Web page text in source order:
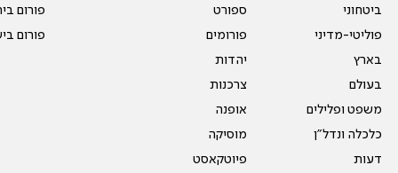
ביטחוני
פוליטי-מדיני
בארץ
בעולם
משפט ופלילים
כלכלה ונדל"ן
דעות
ספורט
פורומים
יהדות
צרכנות
אופנה
מוסיקה
פיוטקאסט
פורום
פורום